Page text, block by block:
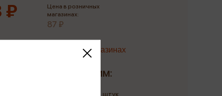
₽
Цена в розничных
магазинах:
87 ₽
Наличие в магазинах
Доставим:
Количество: до 5 штук